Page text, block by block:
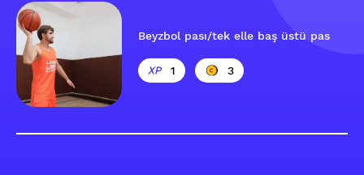
Beyzbol pası/tek elle baş üstü pas
1 3